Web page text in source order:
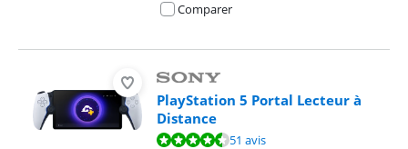
Comparer
PlayStation 5 Portal Lecteur à
Distance
La note est de 9,2 sur 10, basée sur 51 avis.51 avis